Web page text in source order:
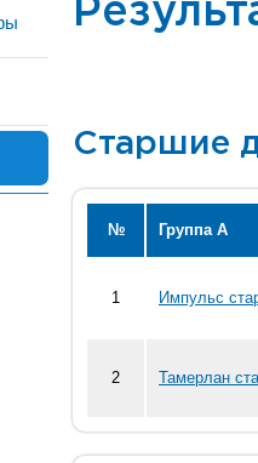
Старшие
№ Группа А
1 Импульс
2 Тамерлан